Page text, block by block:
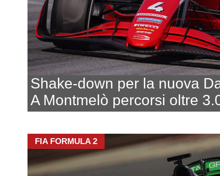
Shake-down per la nuova
A Montmelò percorsi oltre
FIA FORMULA 2